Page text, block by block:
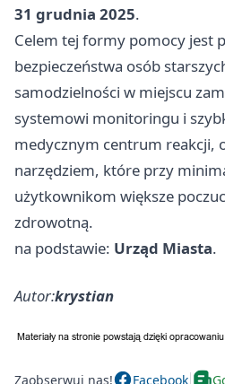
31 grudnia 2025.
Celem tej formy pomocy jest
bezpieczeństwa osób
samodzielności w miejscu
systemowi monitoringu i
medycznym centrum reakcji,
narzędziem, które przy
użytkownikom większe
zdrowotną.
na podstawie: Urząd Miasta.
Autor:krystian
Zaobserwuj nas! Facebook